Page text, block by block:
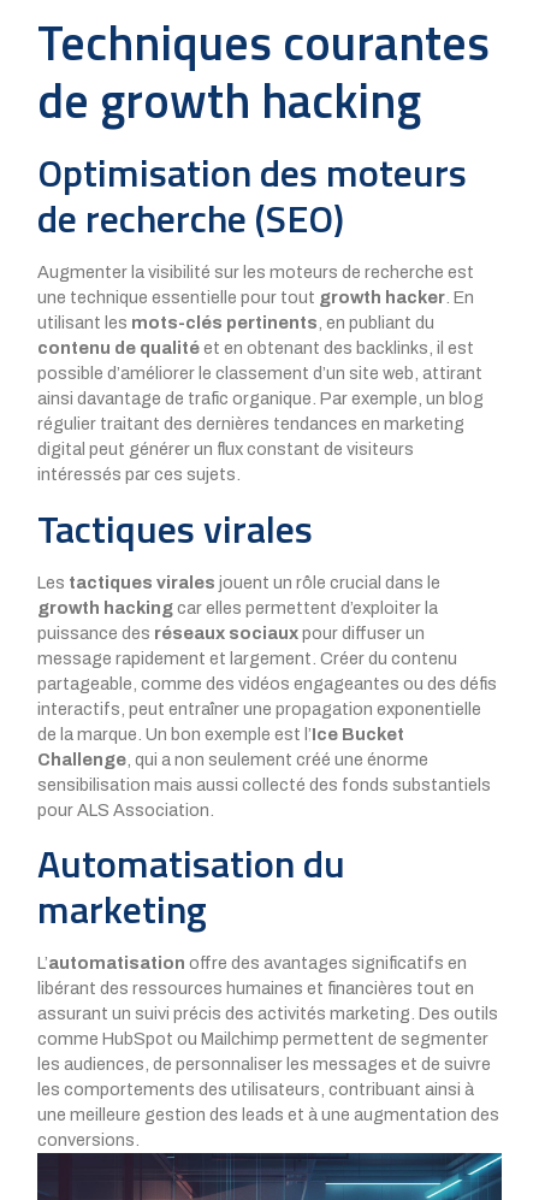
Techniques courantes
de growth hacking
Optimisation des moteurs
de recherche (SEO)
Augmenter la visibilité sur les moteurs de recherche est
une technique essentielle pour tout growth hacker. En
utilisant les mots-clés pertinents, en publiant du
contenu de qualitéet en obtenant des backlinks, il est
possible d’améliorer le classement d’un site web, attirant
ainsi davantage de trafic organique. Par exemple, un blog
régulier traitant des dernières tendances en marketing
digital peut générer un flux constant de visiteurs
intéressés par ces sujets.
Tactiques virales
Les tactiques virales jouent un rôle crucial dans le
growth hackingcar elles permettent d’exploiter la
puissance des réseaux sociauxpour diffuser un
message rapidement et largement. Créer du contenu
partageable, comme des vidéos engageantes ou des défis
interactifs, peut entraîner une propagation exponentielle
de la marque. Un bon exemple est l’Ice Bucket
Challenge , qui a non seulement créé une énorme
sensibilisation mais aussi collecté des fonds substantiels
pour ALS Association.
Automatisation du
marketing
L’automatisation offre des avantages significatifs en
libérant des ressources humaines et financières tout en
assurant un suivi précis des activités marketing. Des outils
comme HubSpot ou Mailchimp permettent de segmenter
les audiences, de personnaliser les messages et de suivre
les comportements des utilisateurs, contribuant ainsi à
une meilleure gestion des leads et à une augmentation des
conversions.